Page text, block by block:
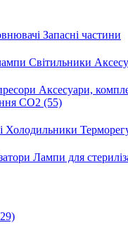
Запасні частини
Світильники
Аксесуари,
CO2 (55)
Холодильники
Лампи для